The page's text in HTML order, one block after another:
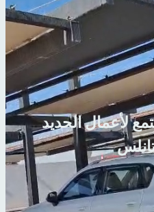
لأعمال الحديد